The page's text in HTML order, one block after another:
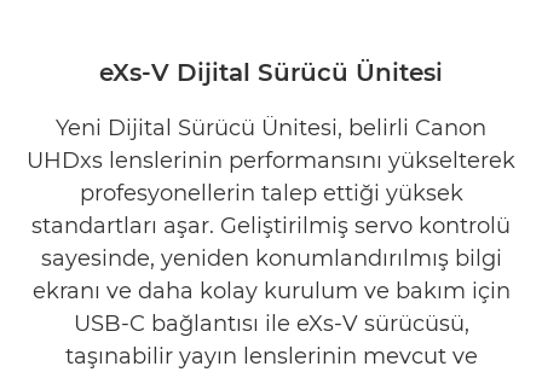
eXs-V Dijital Sürücü Ünitesi
Yeni Dijital Sürücü Ünitesi, belirli Canon
UHDxs lenslerinin performansını yükselterek
profesyonellerin talep ettiği yüksek
standartları aşar. Geliştirilmiş servo kontrolü
sayesinde, yeniden konumlandırılmış bilgi
ekranı ve daha kolay kurulum ve bakım için
USB-C bağlantısı ile eXs-V sürücüsü,
taşınabilir yayın lenslerinin mevcut ve